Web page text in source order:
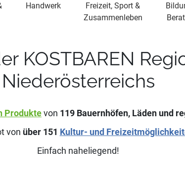
Handwerk
Freizeit, Sport &
Zusammenleben
KOSTBAREN
Niederösterreichs
Produktevon 119 Bauernhöfen, Läden und
von über 151 Kultur- und
Einfach naheliegend!